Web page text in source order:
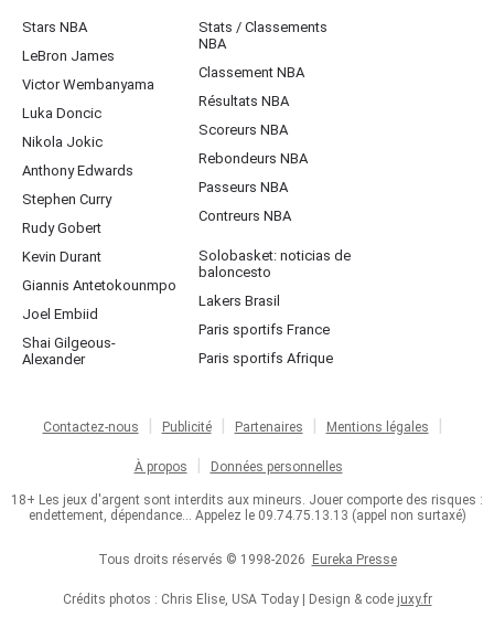
Stars NBA
LeBron James
Victor Wembanyama
Luka Doncic
Nikola Jokic
Anthony Edwards
Stephen Curry
Rudy Gobert
Kevin Durant
Giannis Antetokounmpo
Joel Embiid
Shai Gilgeous-
Alexander
Stats / Classements
NBA
Classement NBA
Résultats NBA
Scoreurs NBA
Rebondeurs NBA
Passeurs NBA
Contreurs NBA
Solobasket: noticias de
baloncesto
Lakers Brasil
Paris sportifs France
Paris sportifs Afrique
Contactez-nous Publicité Partenaires Mentions légales
À propos Données personnelles
18+ Les jeux d'argent sont interdits aux mineurs. Jouer comporte des risques :
endettement, dépendance... Appelez le 09.74.75.13.13 (appel non surtaxé)
Tous droits réservés © 1998-2026 Eureka Presse
Crédits photos : Chris Elise, USA Today | Design & code juxy.fr